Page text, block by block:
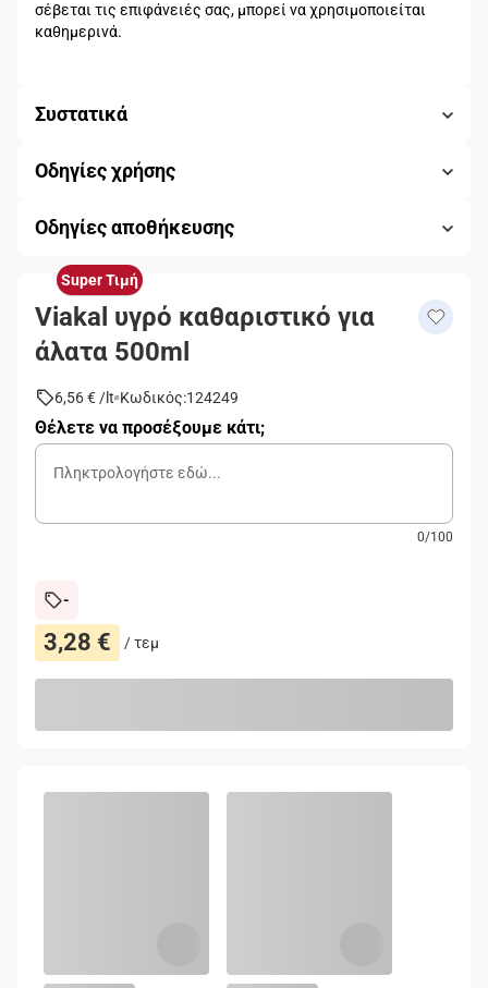
σέβεται τις επιφάνειές σας, μπορεί να χρησιμοποιείται
καθημερινά.
Συστατικά
Οδηγίες χρήσης
Οδηγίες αποθήκευσης
Super Τιμή
Viakal υγρό καθαριστικό για
άλατα 500ml
6,56 € /lt Κωδικός:124249
Θέλετε να προσέξουμε κάτι;
0/100
-
3,28 € /τεμ